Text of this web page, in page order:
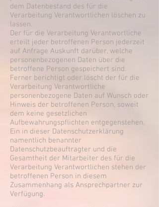
dem Datenbestand des für die
Verarbeitung Verantwortlichen löschen zu
lassen.
Der für die Verarbeitung Verantwortliche
erteilt jeder betroffenen Person jederzeit
auf Anfrage Auskunft darüber, welche
personenbezogenen Daten über die
betroffene Person gespeichert sind.
Ferner berichtigt oder löscht der für die
Verarbeitung Verantwortliche
personenbezogene Daten auf Wunsch oder
Hinweis der betroffenen Person, soweit
dem keine gesetzlichen
Aufbewahrungspflichten entgegenstehen.
Ein in dieser Datenschutzerklärung
namentlich benannter
Datenschutzbeauftragter und die
Gesamtheit der Mitarbeiter des für die
Verarbeitung Verantwortlichen stehen der
betroffenen Person in diesem
Zusammenhang als Ansprechpartner zur
Verfügung.